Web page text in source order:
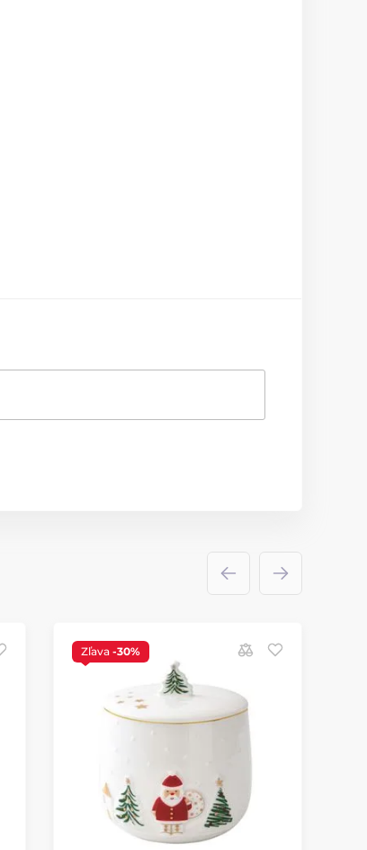
Zľava -30%